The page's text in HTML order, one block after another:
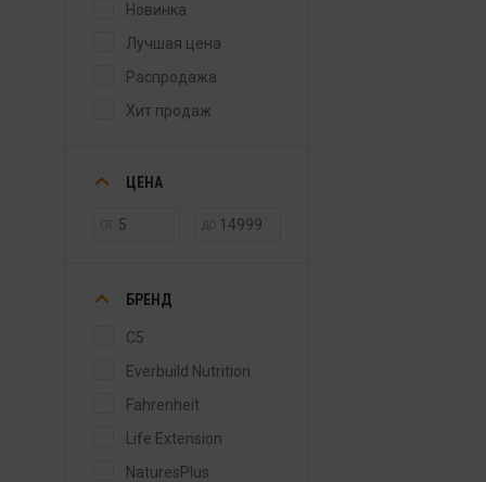
Новинка
Лучшая цена
Распродажа
Хит продаж
ЦЕНА
ДО
БРЕНД
C5
Everbuild Nutrition
Fahrenheit
Life Extension
NaturesPlus